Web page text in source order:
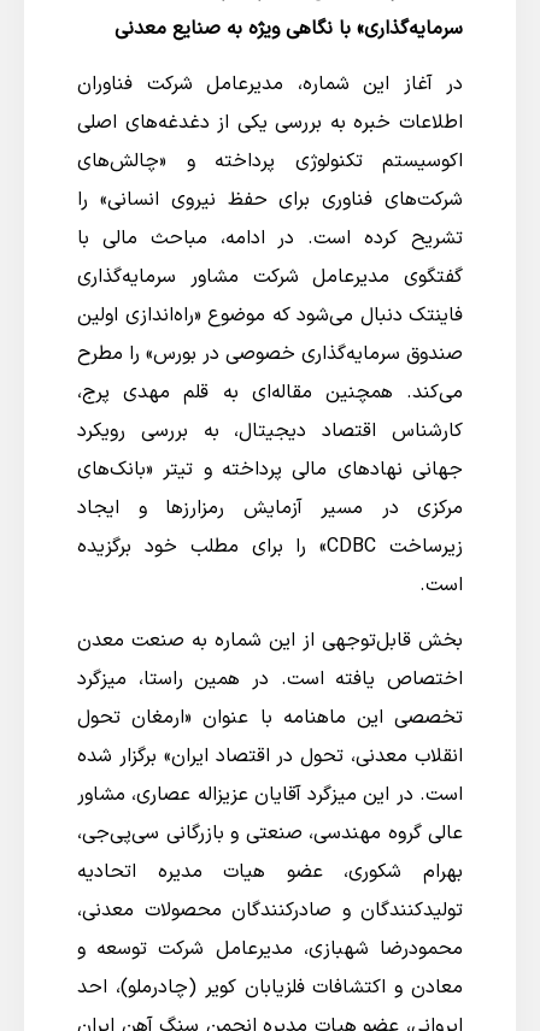
سرمایه‌‌گذاری» با نگاهی ویژه به صنایع معدنی
در آغاز این شماره، مدیرعامل شرکت فناوران
اطلاعات خبره به بررسی یکی از دغدغه‌های اصلی
اکوسیستم تکنولوژی پرداخته و «چالش‌های
شرکت‌های فناوری برای حفظ نیروی انسانی» را
تشریح کرده است. در ادامه، مباحث مالی با
گفتگوی مدیرعامل شرکت مشاور سرمایه‌گذاری
فاینتک دنبال می‌شود که موضوع «راه‌اندازی اولین
صندوق سرمایه‌گذاری خصوصی در بورس» را مطرح
می‌کند. همچنین مقاله‌ای به قلم مهدی پرج،
کارشناس اقتصاد دیجیتال، به بررسی رویکرد
جهانی نهادهای مالی پرداخته و تیتر «بانک‌های
مرکزی در مسیر آزمایش رمزارزها و ایجاد
زیرساخت CDBC» را برای مطلب خود برگزیده
است.
بخش قابل‌توجهی از این شماره به صنعت معدن
اختصاص یافته است. در همین راستا، میزگرد
تخصصی این ماهنامه با عنوان «ارمغان تحول
انقلاب معدنی، تحول در اقتصاد ایران» برگزار شده
است. در این میزگرد آقایان عزیزاله عصاری، مشاور
عالی گروه مهندسی، صنعتی و بازرگانی سی‌پی‌جی،
بهرام شکوری، عضو هیات مدیره اتحادیه
تولیدکنندگان و صادرکنندگان محصولات معدنی،
محمودرضا شهبازی، مدیرعامل شرکت توسعه و
معادن و اکتشافات فلزیابان کویر (چادرملو)، احد